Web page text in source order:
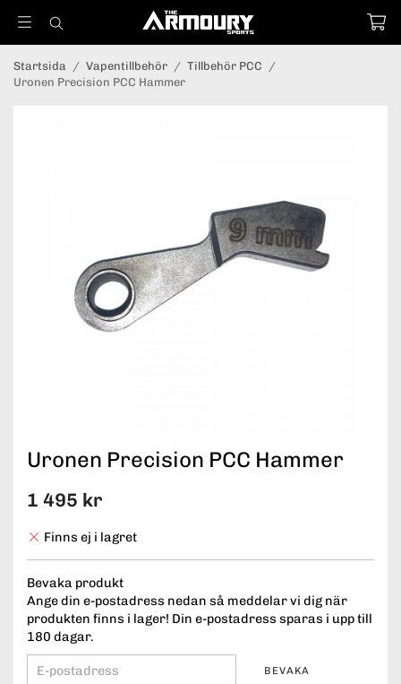
Startsida / Vapentillbehör / Tillbehör PCC /
Uronen Precision PCC Hammer
Uronen Precision PCC Hammer
1 495 kr
Finns ej i lagret
Bevaka produkt
Ange din e-postadress nedan så meddelar vi dig när
produkten finns i lager! Din e-postadress sparas i upp till
180 dagar.
BEVAKA